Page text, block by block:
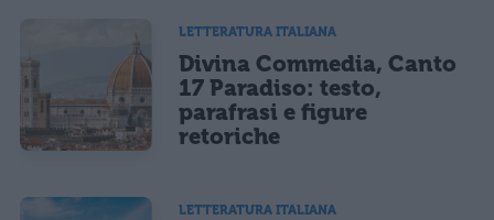
LETTERATURA ITALIANA
Divina Commedia, Canto
17 Paradiso: testo,
parafrasi e figure
retoriche
LETTERATURA ITALIANA